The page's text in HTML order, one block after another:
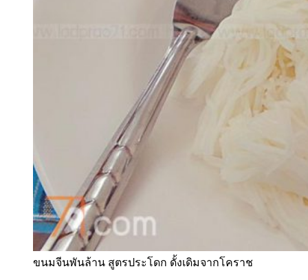
ขนมจีนพันล้าน สูตรประโดก ดั้งเดิมจากโคราช